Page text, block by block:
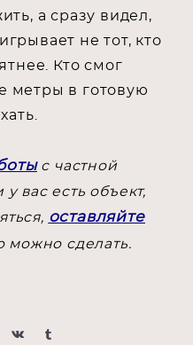
а сразу видел,
не тот, кто
Кто смог
метры в готовую
с частной
вас есть объект,
оставляйте
можно сделать.